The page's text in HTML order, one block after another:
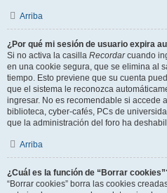
Arriba
¿Por qué mi sesión de usuario expira
Si no activa la casilla Recordarcuando
en una cookie segura, que se elimina al
tiempo. Esto previene que su cuenta
que el sistema le reconozca
ingresar. No es recomendable si accede
biblioteca, cyber-cafés, PCs de
que la administración del foro ha
Arriba
¿Cuál es la función de “Borrar
“Borrar cookies” borra las cookies